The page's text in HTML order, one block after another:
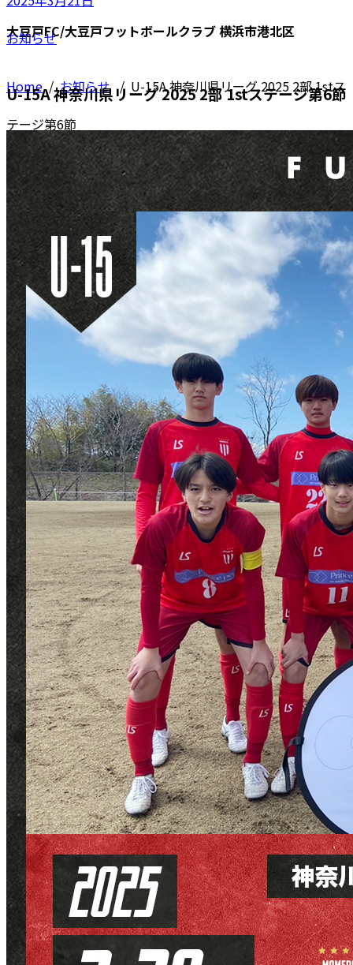
大豆戸FC/大豆戸フットボールクラブ 横浜市港北区
Home/お知らせ / U-15A 神奈川県リーグ 2025 2部 1stス
テージ第6節
お知らせ
U-15A 神奈川県リーグ 2025 2部 1stステージ第6節